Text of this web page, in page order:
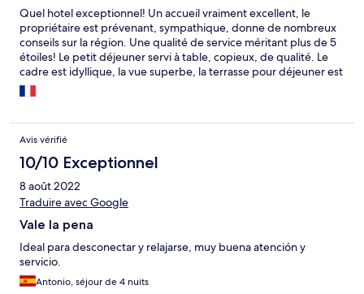
Quel hotel exceptionnel! Un accueil vraiment excellent, le
propriétaire est prévenant, sympathique, donne de nombreux
conseils sur la région. Une qualité de service méritant plus de 5
étoiles! Le petit déjeuner servi à table, copieux, de qualité. Le
cadre est idyllique, la vue superbe, la terrasse pour déjeuner est
idéale. L'environnement est calme, le village à proximité est
plein de charme et l'hôtel de 10 chambres est chaleureux. Les
a de grands miroirs pour se préparer. Cet hotel est de loin le
meilleur ou je me suis arrêtée. J'y retournerai sans hésiter!
Avis vérifié
10/10 Exceptionnel
8 août 2022
Traduire avec Google
Vale la pena
Ideal para desconectar y relajarse, muy buena atención y
servicio.
Antonio, séjour de 4 nuits